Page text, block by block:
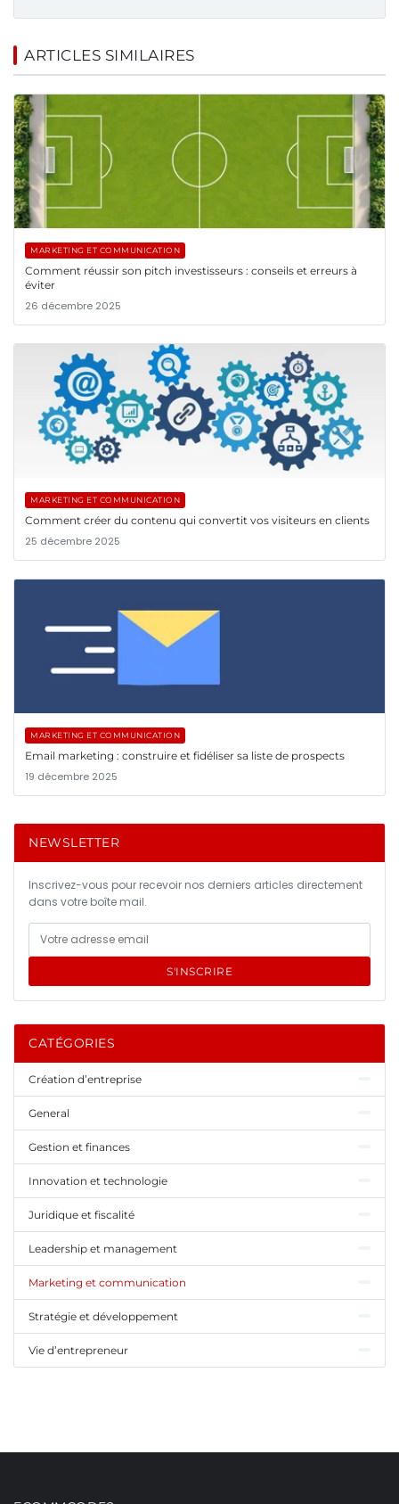
ARTICLES SIMILAIRES
MARKETING ET COMMUNICATION
Comment réussir son pitch investisseurs : conseils et erreurs à
éviter
26 décembre 2025
MARKETING ET COMMUNICATION
Comment créer du contenu qui convertit vos visiteurs en clients
25 décembre 2025
MARKETING ET COMMUNICATION
Email marketing : construire et fidéliser sa liste de prospects
19 décembre 2025
NEWSLETTER
Inscrivez-vous pour recevoir nos derniers articles directement
dans votre boîte mail.
S'INSCRIRE
CATÉGORIES
Création d’entreprise
General
Gestion et finances
Innovation et technologie
Juridique et fiscalité
Leadership et management
Marketing et communication
Stratégie et développement
Vie d’entrepreneur